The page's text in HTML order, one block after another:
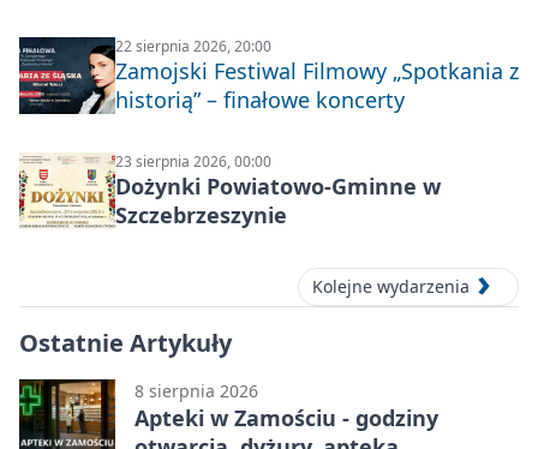
22 sierpnia 2026, 20:00
Zamojski Festiwal Filmowy „Spotkania z
historią” – finałowe koncerty
23 sierpnia 2026, 00:00
Dożynki Powiatowo-Gminne w
Szczebrzeszynie
Kolejne wydarzenia
Ostatnie Artykuły
8 sierpnia 2026
Apteki w Zamościu - godziny